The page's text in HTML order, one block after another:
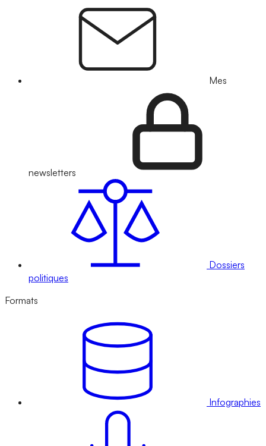
Mes
newsletters
Dossiers
politiques
Formats
Infographies